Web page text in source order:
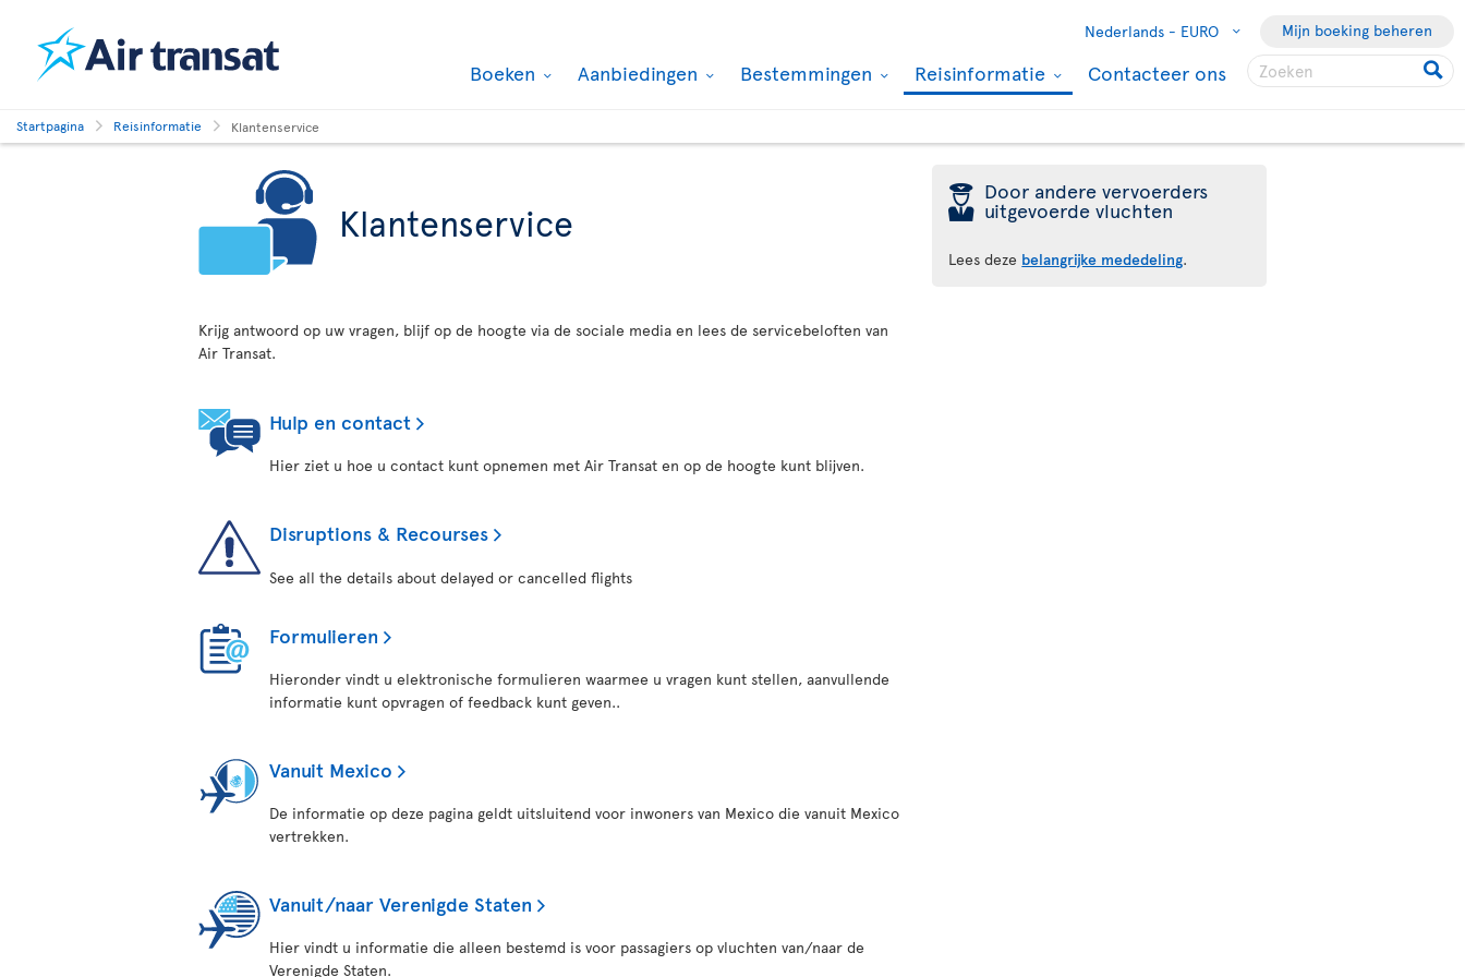
Nederlands - EURO Mijn boeking beheren
Boeken Aanbiedingen Bestemmingen Reisinformatie Contacteer ons
Startpagina Reisinformatie Klantenservice
Klantenservice
Krijg antwoord op uw vragen, blijf op de hoogte via de sociale media en lees de servicebeloften van
Air Transat.
Hulp en contact
Hier ziet u hoe u contact kunt opnemen met Air Transat en op de hoogte kunt blijven.
Disruptions & Recourses
See all the details about delayed or cancelled flights
Formulieren
Hieronder vindt u elektronische formulieren waarmee u vragen kunt stellen, aanvullende
informatie kunt opvragen of feedback kunt geven..
Vanuit Mexico
De informatie op deze pagina geldt uitsluitend voor inwoners van Mexico die vanuit Mexico
vertrekken.
Vanuit/naar Verenigde Staten
Hier vindt u informatie die alleen bestemd is voor passagiers op vluchten van/naar de
Verenigde Staten.
þ Door andere vervoerders
uitgevoerde vluchten
Lees deze belangrijke mededeling.